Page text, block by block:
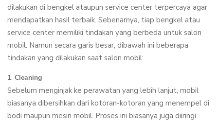
dilakukan di bengkel ataupun service center terpercaya agar
mendapatkan hasil terbaik. Sebenarnya, tiap bengkel atau
service center memiliki tindakan yang berbeda untuk salon
mobil. Namun secara garis besar, dibawah ini beberapa
tindakan yang dilakukan saat salon mobil:
Cleaning
Sebelum menginjak ke perawatan yang lebih lanjut, mobil
biasanya dibersihkan dari kotoran-kotoran yang menempel di
bodi maupun mesin mobil. Proses ini biasanya juga diiringi